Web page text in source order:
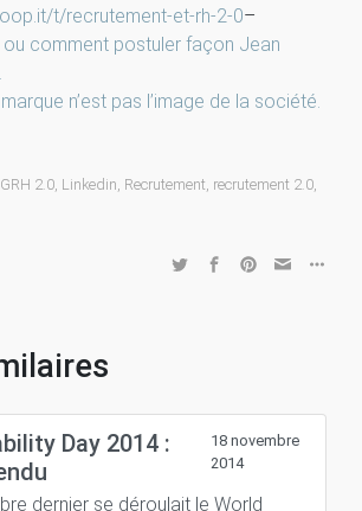
t/recrutement-et-rh-2-0–
ou comment postuler façon Jean
n’est pas l’image de la société.
GRH 2.0 Linkedin Recrutement recrutement 2.0
Day 2014 :
18 novembre
2014
dernier se déroulait le World